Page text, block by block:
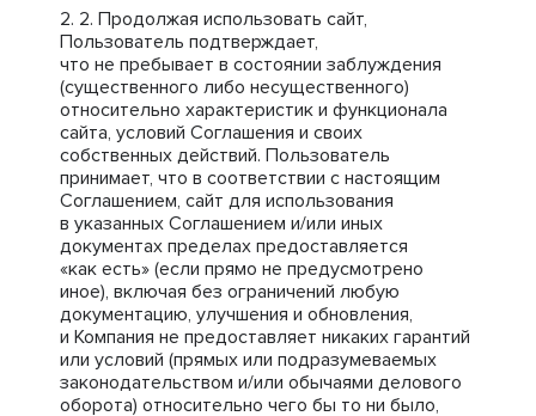
Продолжая использовать сайт,
Пользователь подтверждает,
что не пребывает в состоянии заблуждения
(существенного либо несущественного)
относительно характеристик и функционала
сайта, условий Соглашения и своих
собственных действий. Пользователь
принимает, что в соответствии с настоящим
Соглашением, сайт для использования
в указанных Соглашением и/или иных
документах пределах предоставляется
«как есть» (если прямо не предусмотрено
иное), включая без ограничений любую
документацию, улучшения и обновления,
и Компания не предоставляет никаких гарантий
или условий (прямых или подразумеваемых
законодательством и/или обычаями делового
оборота) относительно чего бы то ни было,